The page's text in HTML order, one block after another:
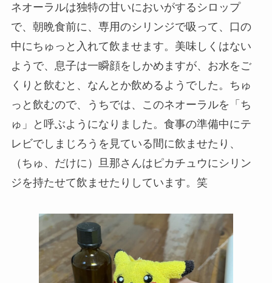
ネオーラルは独特の甘いにおいがするシロップ
で、朝晩食前に、専用のシリンジで吸って、口の
中にちゅっと入れて飲ませます。美味しくはない
ようで、息子は一瞬顔をしかめますが、お水をご
くりと飲むと、なんとか飲めるようでした。ちゅ
っと飲むので、うちでは、このネオーラルを「ち
ゅ」と呼ぶようになりました。食事の準備中にテ
レビでしまじろうを見ている間に飲ませたり、
（ちゅ、だけに）旦那さんはピカチュウにシリン
ジを持たせて飲ませたりしています。笑